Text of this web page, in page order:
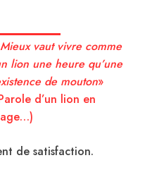
Mieux vaut vivre comme
lion une heure qu’une
de mouton»
d’un lion en
de satisfaction.